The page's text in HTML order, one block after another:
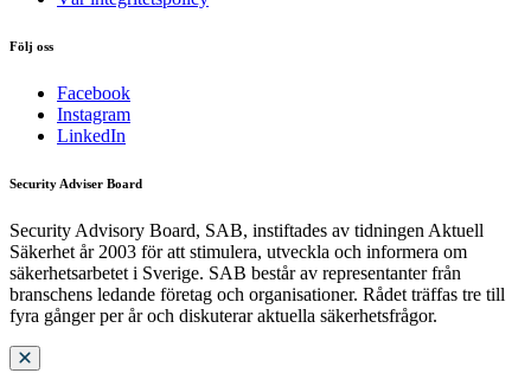
Följ oss
Facebook
Instagram
LinkedIn
Security Adviser Board
Security Advisory Board, SAB, instiftades av tidningen Aktuell
Säkerhet år 2003 för att stimulera, utveckla och informera om
säkerhetsarbetet i Sverige. SAB består av representanter från
branschens ledande företag och organisationer. Rådet träffas tre till
fyra gånger per år och diskuterar aktuella säkerhetsfrågor.